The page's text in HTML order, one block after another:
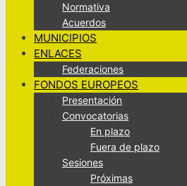
Normativa
Acuerdos
MUNICIPIOS
ENLACES
Federaciones
FONDOS EUROPEOS
Presentación
Convocatorias
En plazo
Fuera de plazo
Sesiones
Próximas